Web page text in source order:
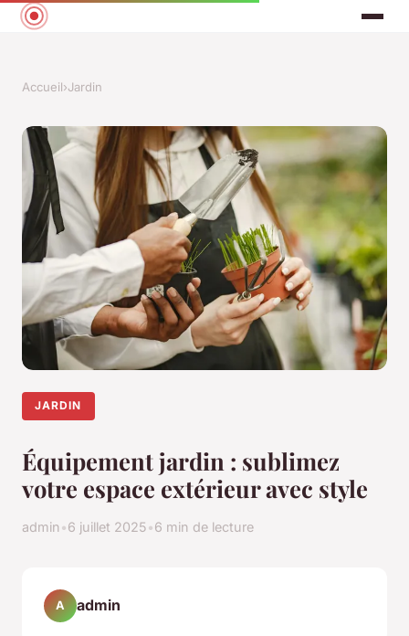
Accueil›Jardin
JARDIN
Équipement jardin : sublimez
votre espace extérieur avec style
admin•6 juillet 2025•6 min de lecture
A admin